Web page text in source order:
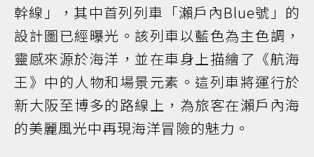
幹線」，其中首列列車「瀨戶內Blue號」的
設計圖已經曝光。該列車以藍色為主色調，
靈感來源於海洋，並在車身上描繪了《航海
王》中的人物和場景元素。這列車將運行於
新大阪至博多的路線上，為旅客在瀨戶內海
的美麗風光中再現海洋冒險的魅力。